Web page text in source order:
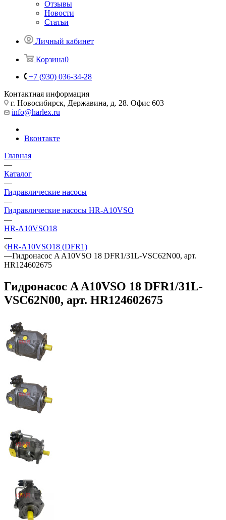
Отзывы
Новости
Статьи
Личный кабинет
Корзина0
+7 (930) 036-34-28
Контактная информация
г. Новосибирск, Державина, д. 28. Офис 603
info@harlex.ru
Вконтакте
Главная
—
Каталог
—
Гидравлические насосы
—
Гидравлические насосы HR-A10VSO
—
HR-A10VSO18
—
HR-A10VSO18 (DFR1)
—Гидронасос A A10VSO 18 DFR1/31L-VSC62N00, арт.
HR124602675
Гидронасос A A10VSO 18 DFR1/31L-
VSC62N00, арт. HR124602675